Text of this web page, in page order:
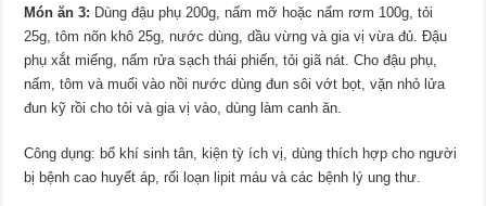
Món ăn 3: Dùng đậu phụ 200g, nấm mỡ hoặc nấm rơm 100g, tỏi
25g, tôm nõn khô 25g, nước dùng, dầu vừng và gia vị vừa đủ. Đậu
phụ xắt miếng, nấm rửa sạch thái phiến, tỏi giã nát. Cho đậu phụ,
nấm, tôm và muối vào nồi nước dùng đun sôi vớt bọt, vặn nhỏ lửa
đun kỹ rồi cho tỏi và gia vị vào, dùng làm canh ăn.
Công dụng: bổ khí sinh tân, kiện tỳ ích vị, dùng thích hợp cho người
bị bệnh cao huyết áp, rối loạn lipit máu và các bệnh lý ung thư.